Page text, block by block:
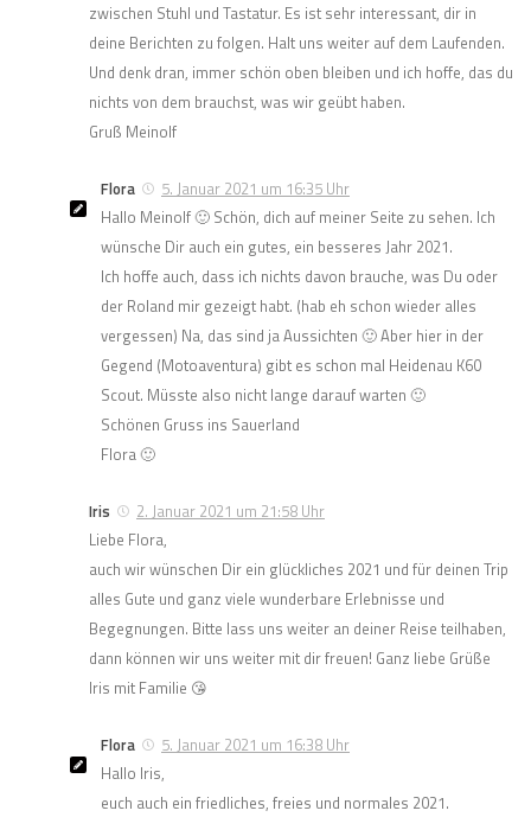
zwischen Stuhl und Tastatur. Es ist sehr interessant, dir in
deine Berichten zu folgen. Halt uns weiter auf dem Laufenden.
Und denk dran, immer schön oben bleiben und ich hoffe, das du
nichts von dem brauchst, was wir geübt haben.
Gruß Meinolf
Flora
5. Januar 2021 um 16:35 Uhr
Hallo Meinolf 🙂 Schön, dich auf meiner Seite zu sehen. Ich
wünsche Dir auch ein gutes, ein besseres Jahr 2021.
Ich hoffe auch, dass ich nichts davon brauche, was Du oder
der Roland mir gezeigt habt. (hab eh schon wieder alles
vergessen) Na, das sind ja Aussichten 🙂 Aber hier in der
Gegend (Motoaventura) gibt es schon mal Heidenau K60
Scout. Müsste also nicht lange darauf warten 🙂
Schönen Gruss ins Sauerland
Flora 🙂
Iris
2. Januar 2021 um 21:58 Uhr
Liebe Flora,
auch wir wünschen Dir ein glückliches 2021 und für deinen Trip
alles Gute und ganz viele wunderbare Erlebnisse und
Begegnungen. Bitte lass uns weiter an deiner Reise teilhaben,
dann können wir uns weiter mit dir freuen! Ganz liebe Grüße
Iris mit Familie 😘
Flora
5. Januar 2021 um 16:38 Uhr
Hallo Iris,
euch auch ein friedliches, freies und normales 2021.